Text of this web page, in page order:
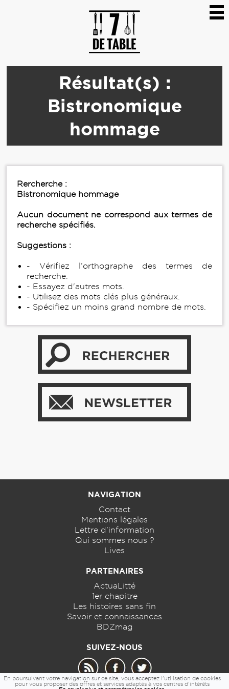
Résultat(s) :
Bistronomique
hommage
Rercherche :
Bistronomique hommage
Aucun document ne correspond aux termes de
recherche spécifiés.
Suggestions :
- Vérifiez l’orthographe des termes de
recherche.
- Essayez d'autres mots.
- Utilisez des mots clés plus généraux.
- Spécifiez un moins grand nombre de mots.
NAVIGATION
Contact
Mentions légales
Lettre d'information
Qui sommes nous ?
Lives
PARTENAIRES
ActuaLitté
1er chapitre
Les histoires sans fin
Savoir et connaissances
BDZmag
SUIVEZ-NOUS
En poursuivant votre navigation sur ce site, vous acceptez l'utilisation de cookies
pour vous proposer des offres et services adaptés à vos centres d'intérêts